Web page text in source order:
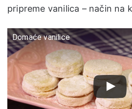
pripreme vanilica – način na
Domaće vanilice